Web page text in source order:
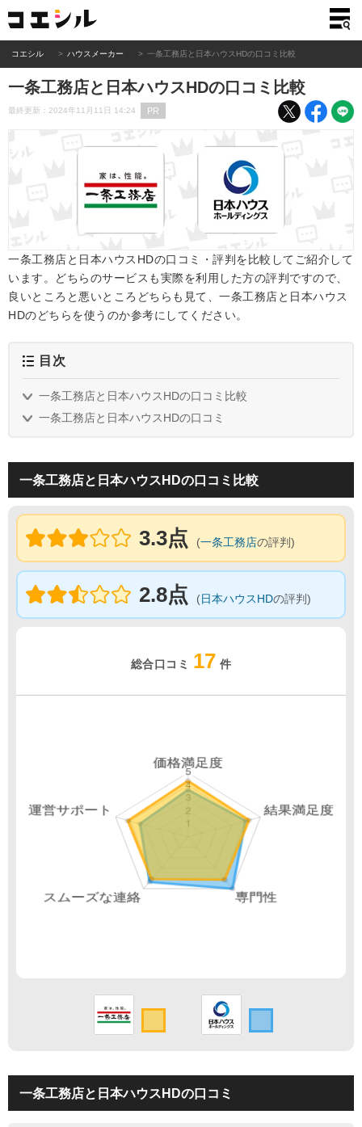
コエシル ハウスメーカー 一条工務店と日本ハウスHDの口コミ比較
一条工務店と日本ハウスHDの口コミ比較
最終更新：2024年11月11日 14:24 PR
一条工務店と日本ハウスHDの口コミ・評判を比較してご紹介して
います。どちらのサービスも実際を利用した方の評判ですので、
良いところと悪いところどちらも見て、一条工務店と日本ハウス
HDのどちらを使うのか参考にしてください。
目次
一条工務店と日本ハウスHDの口コミ比較
一条工務店と日本ハウスHDの口コミ
一条工務店と日本ハウスHDの口コミ比較
3.3点 (一条工務店の評判)
2.8点 (日本ハウスHDの評判)
総合口コミ 17 件
一条工務店と日本ハウスHDの口コミ